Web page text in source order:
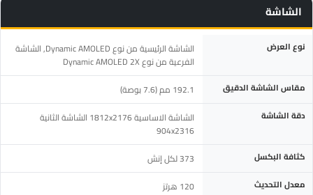
الشاشة
المواصفة
نوع العرض
الشاشة الرئيسية من نوع Dynamic AMOLED, الشاشة
الفرعية من نوع Dynamic AMOLED 2X
مقاس الشاشة الدقيق 192.1 مم (7.6 بوصة)
دقة الشاشة
الشاشة الاساسية 1812x2176 الشاشة الثانية
904x2316
كثافة البكسل 373 لكل إنش
معدل التحديث 120 هرتز